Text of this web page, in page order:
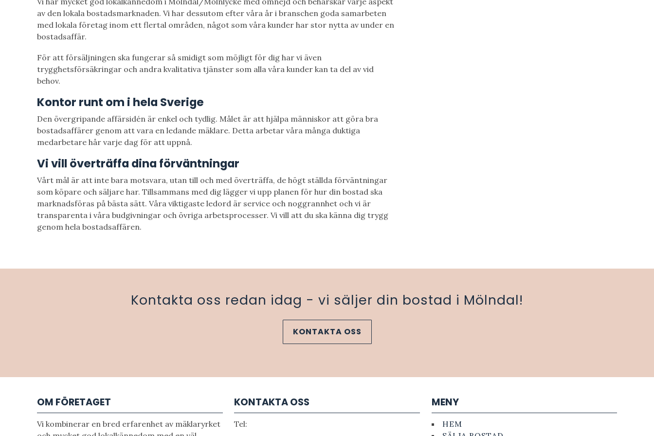
av den lokala bostadsmarknaden. Vi har dessutom efter våra år i branschen goda samarbeten
med lokala företag inom ett flertal områden, något som våra kunder har stor nytta av under en
bostadsaffär.
För att försäljningen ska fungerar så smidigt som möjligt för dig har vi även
trygghetsförsäkringar och andra kvalitativa tjänster som alla våra kunder kan ta del av vid
behov.
Kontor runt om i hela Sverige
Den övergripande affärsidén är enkel och tydlig. Målet är att hjälpa människor att göra bra
bostadsaffärer genom att vara en ledande mäklare. Detta arbetar våra många duktiga
medarbetare hår varje dag för att uppnå.
Vi vill överträffa dina förväntningar
Vårt mål är att inte bara motsvara, utan till och med överträffa, de högt ställda förväntningar
som köpare och säljare har. Tillsammans med dig lägger vi upp planen för hur din bostad ska
marknadsföras på bästa sätt. Våra viktigaste ledord är service och noggrannhet och vi är
transparenta i våra budgivningar och övriga arbetsprocesser. Vi vill att du ska känna dig trygg
genom hela bostadsaffären.
Kontakta oss redan idag - vi säljer din bostad i Mölndal!
KONTAKTA OSS
OM FÖRETAGET
Vi kombinerar en bred erfarenhet av mäklaryrket
KONTAKTA OSS
Tel:
MENY
HEM